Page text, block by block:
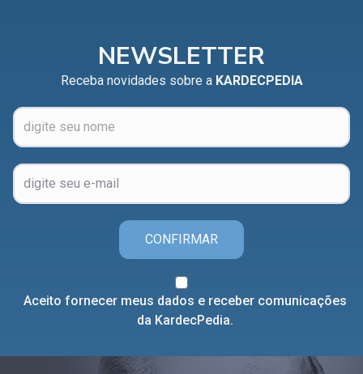
NEWSLETTER
Receba novidades sobre a KARDECPEDIA
CONFIRMAR
Aceito fornecer meus dados e receber comunicações
da KardecPedia.